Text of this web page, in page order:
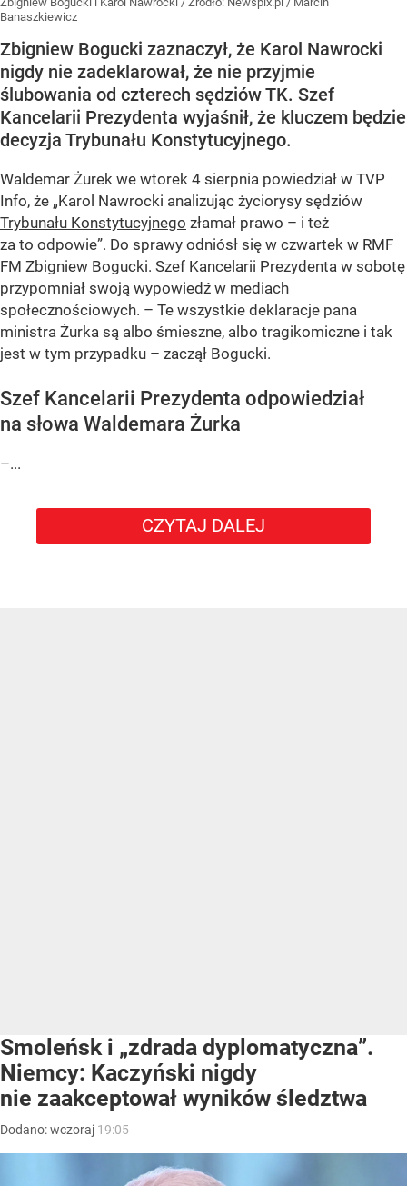
Banaszkiewicz
Zbigniew Bogucki zaznaczył, że Karol Nawrocki
nigdy nie zadeklarował, że nie przyjmie
ślubowania od czterech sędziów TK. Szef
Kancelarii Prezydenta wyjaśnił, że kluczem będzie
decyzja Trybunału Konstytucyjnego.
Waldemar Żurek we wtorek 4 sierpnia powiedział w TVP
Info, że „Karol Nawrocki analizując życiorysy sędziów
Trybunału Konstytucyjnego złamał prawo – i też
za to odpowie”. Do sprawy odniósł się w czwartek w RMF
FM Zbigniew Bogucki. Szef Kancelarii Prezydenta w sobotę
przypomniał swoją wypowiedź w mediach
społecznościowych. – Te wszystkie deklaracje pana
ministra Żurka są albo śmieszne, albo tragikomiczne i tak
jest w tym przypadku – zaczął Bogucki.
Szef Kancelarii Prezydenta odpowiedział
na słowa Waldemara Żurka
–...
CZYTAJ DALEJ
Smoleńsk i „zdrada dyplomatyczna”.
Niemcy: Kaczyński nigdy
nie zaakceptował wyników śledztwa
Dodano:wczoraj 19:05